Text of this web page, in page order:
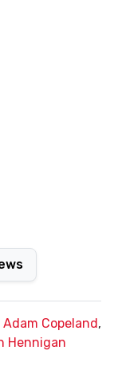
Adam Copeland,
Hennigan